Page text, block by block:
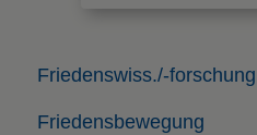
Friedensbewegung
Friedenswiss./-forschung